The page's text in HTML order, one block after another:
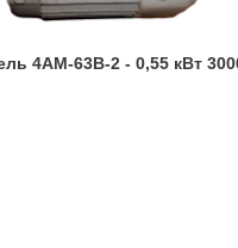
4АМ-63B-2 - 0,55 кВт